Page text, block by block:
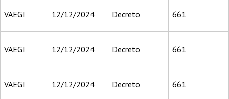
VAEGI 12/12/2024 Decreto 661
VAEGI 12/12/2024 Decreto 661
VAEGI 12/12/2024 Decreto 661